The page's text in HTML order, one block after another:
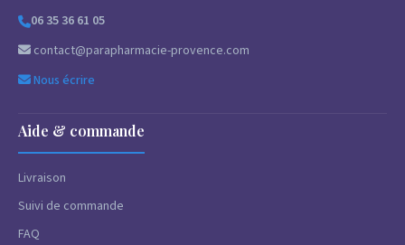
06 35 36 61 05
contact@parapharmacie-provence.com
Nous écrire
Aide & commande
Livraison
Suivi de commande
FAQ